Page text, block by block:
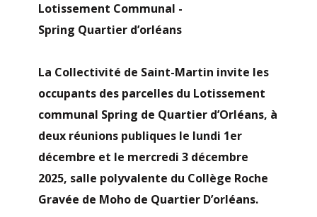
Lotissement Communal -
Spring Quartier d’orléans
La Collectivité de Saint-Martin invite les
occupants des parcelles du Lotissement
communal Spring de Quartier d’Orléans, à
deux réunions publiques le lundi 1er
décembre et le mercredi 3 décembre
2025, salle polyvalente du Collège Roche
Gravée de Moho de Quartier D’orléans.